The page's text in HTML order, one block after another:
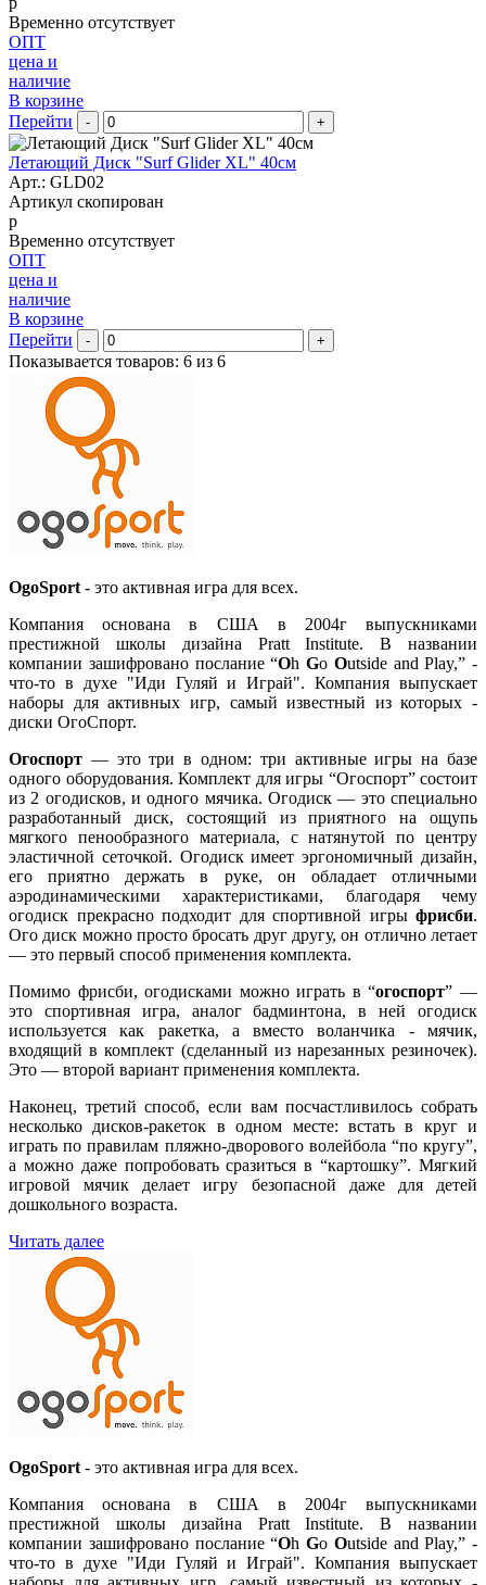
Временно отсутствует
ОПТ
цена и
наличие
В корзине
Перейти
- +
Летающий Диск "Surf Glider XL" 40см
Арт.: GLD02
Артикул скопирован
р
Временно отсутствует
ОПТ
цена и
наличие
В корзине
Перейти
- +
Показывается товаров: 6 из 6
OgoSport - это активная игра для всех.
Компания основана в США в 2004г выпускниками
престижной школы дизайна Pratt Institute. В названии
компании зашифровано послание “Oh Go Outside and Play,” -
что-то в духе "Иди Гуляй и Играй". Компания выпускает
наборы для активных игр, самый известный из которых -
диски ОгоСпорт.
Огоспорт — это три в одном: три активные игры на базе
одного оборудования. Комплект для игры “Огоспорт” состоит
из 2 огодисков, и одного мячика. Огодиск — это специально
разработанный диск, состоящий из приятного на ощупь
мягкого пенообразного материала, с натянутой по центру
эластичной сеточкой. Огодиск имеет эргономичный дизайн,
его приятно держать в руке, он обладает отличными
аэродинамическими характеристиками, благодаря чему
огодиск прекрасно подходит для спортивной игры фрисби.
Ого диск можно просто бросать друг другу, он отлично летает
— это первый способ применения комплекта.
Помимо фрисби, огодисками можно играть в “огоспорт” —
это спортивная игра, аналог бадминтона, в ней огодиск
используется как ракетка, а вместо воланчика - мячик,
входящий в комплект (сделанный из нарезанных резиночек).
Это — второй вариант применения комплекта.
Наконец, третий способ, если вам посчастливилось собрать
несколько дисков-ракеток в одном месте: встать в круг и
играть по правилам пляжно-дворового волейбола “по кругу”,
а можно даже попробовать сразиться в “картошку”. Мягкий
игровой мячик делает игру безопасной даже для детей
дошкольного возраста.
Читать далее
OgoSport - это активная игра для всех.
Компания основана в США в 2004г выпускниками
престижной школы дизайна Pratt Institute. В названии
компании зашифровано послание “Oh Go Outside and Play,” -
что-то в духе "Иди Гуляй и Играй". Компания выпускает